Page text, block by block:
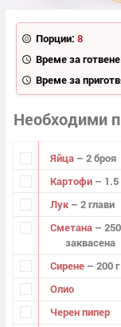
Порции: 8
Време за
Време за
Необходими
Яйца – 2 броя
Картофи – 1.5
Лук – 2 глави
Сметана –
заквасена
Сирене – 200 г
Олио
Черен пипер